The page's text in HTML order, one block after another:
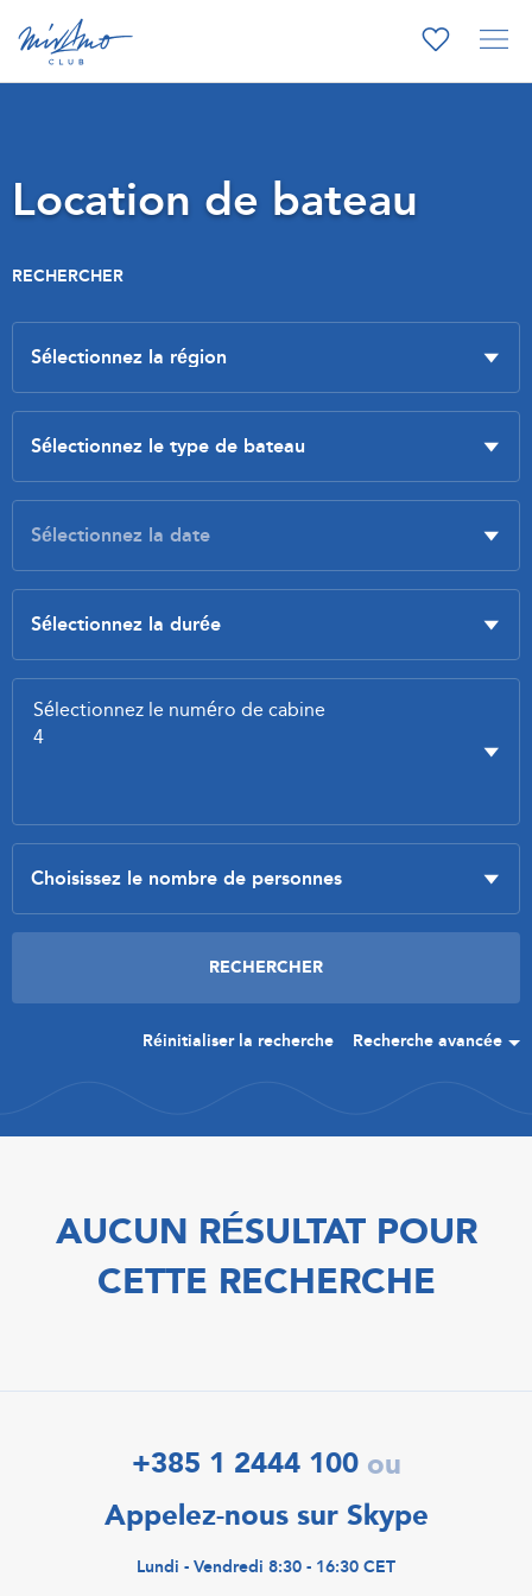
Location de bateau
RECHERCHER
Réinitialiser la recherche Recherche avancée
AUCUN RÉSULTAT POUR
CETTE RECHERCHE
+385 1 2444 100 ou
Appelez-nous sur Skype
Lundi - Vendredi 8:30 - 16:30 CET